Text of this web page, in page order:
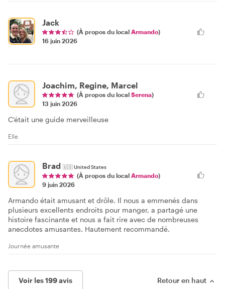
Jack
(À propos du local Armando)
16 juin 2026
Joachim, Regine, Marcel
(À propos du local Serena)
13 juin 2026
C'était une guide merveilleuse
Elle
Brad 🇺🇸United States
(À propos du local Armando)
9 juin 2026
Armando était amusant et drôle. Il nous a emmenés dans
plusieurs excellents endroits pour manger, a partagé une
histoire fascinante et nous a fait rire avec de nombreuses
anecdotes amusantes. Hautement recommandé.
Journée amusante
Voir les 199 avis Retour en haut